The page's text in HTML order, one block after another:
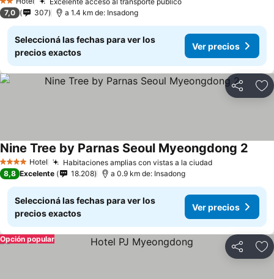
2 Estrellas
7,0
307 a 1.4 km de: Insadong
Seleccioná las fechas para ver los
precios exactos
Ver precios
Compartir
4 EstrellasHotel Habitaciones amplias con vistas a la ciudad
Nine Tree by Parnas Seoul Myeongdong 2
8,8 Excelente 18.208 a 0.9 km de: Insadong
Seleccioná las fechas para ver los
precios exactos
Ver precios
Compartir
Opción popular